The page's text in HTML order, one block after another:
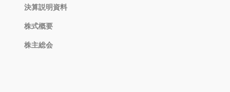
決算説明資料
株式概要
株主総会